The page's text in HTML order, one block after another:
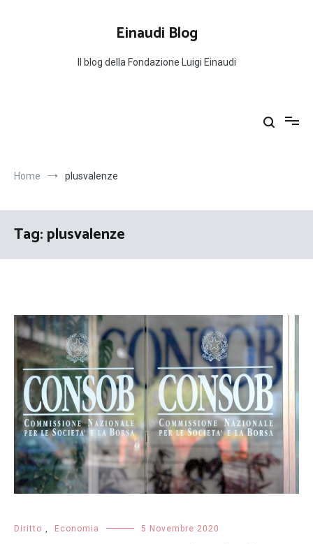
Einaudi Blog
Il blog della Fondazione Luigi Einaudi
Home plusvalenze
Tag:plusvalenze
Diritto , Economia 5 Novembre 2020